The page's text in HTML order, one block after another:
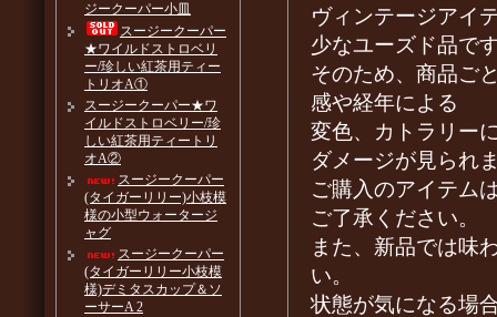
ヴィンテージアイ
少なユーズド品で
そのため、商品ご
感や経年による
変色、カトラリー
ダメージが見られ
ご購入のアイテム
ご了承ください。
また、新品では味
い。
状態が気になる場
ジークーパー小皿
スージークーパー
★ワイルドストロベリ
ー/珍しい紅茶用ティー
トリオA①
スージークーパー★ワ
イルドストロベリー/珍
しい紅茶用ティートリ
オA②
スージークーパー
(タイガーリリー)小枝模
様の小型ウォータージ
ャグ
スージークーパー
(タイガーリリー小枝模
様)デミタスカップ＆ソ
ーサーA 2